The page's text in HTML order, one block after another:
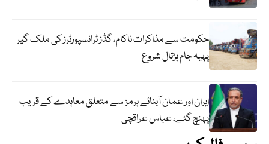
حکومت سے مذاکرات ناکام، گڈز ٹرانسپورٹرز کی ملک گیر
پہیہ جام ہڑتال شروع
ایران اور عمان آبنائے ہرمز سے متعلق معاہدے کے قریب
پہنچ گئے، عباس عراقچی